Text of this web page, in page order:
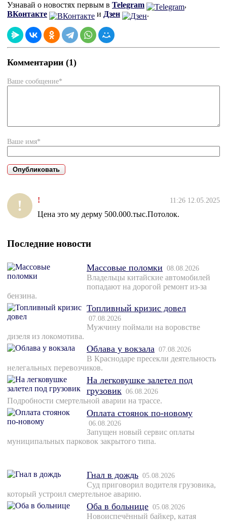
Узнавай о новостях первым в Telegram
,
ВКонтакте
и Дзен .
Комментарии (1)
Ваше сообщение*
Ваше имя*
! ! 11:26 12.05.2025
Цена это му дерму 500.000.тыс.Потолок.
Последние новости
Массовые поломки 08.08.2026
Владельцы китайские автомобилей
попадают на дорогой ремонт из-за
бензина.
Топливный кризис довел
07.08.2026
Мужчину поймали на воровстве
дизеля из локомотива.
Облава у вокзала 07.08.2026
В Краснодаре пресекли деятельность
нелегальных перевозчиков.
На легковушке залетел под
грузовик 06.08.2026
Подробности смертельной аварии на трассе.
Оплата стоянок по-новому
06.08.2026
Запущен новый сервис оплаты
муниципальных парковок закрытого типа.
Гнал в дождь 05.08.2026
Суд приговорил водителя грузовика,
который устроил смертельное аварию.
Оба в больнице 05.08.2026
Новоиспечённый байкер, катая